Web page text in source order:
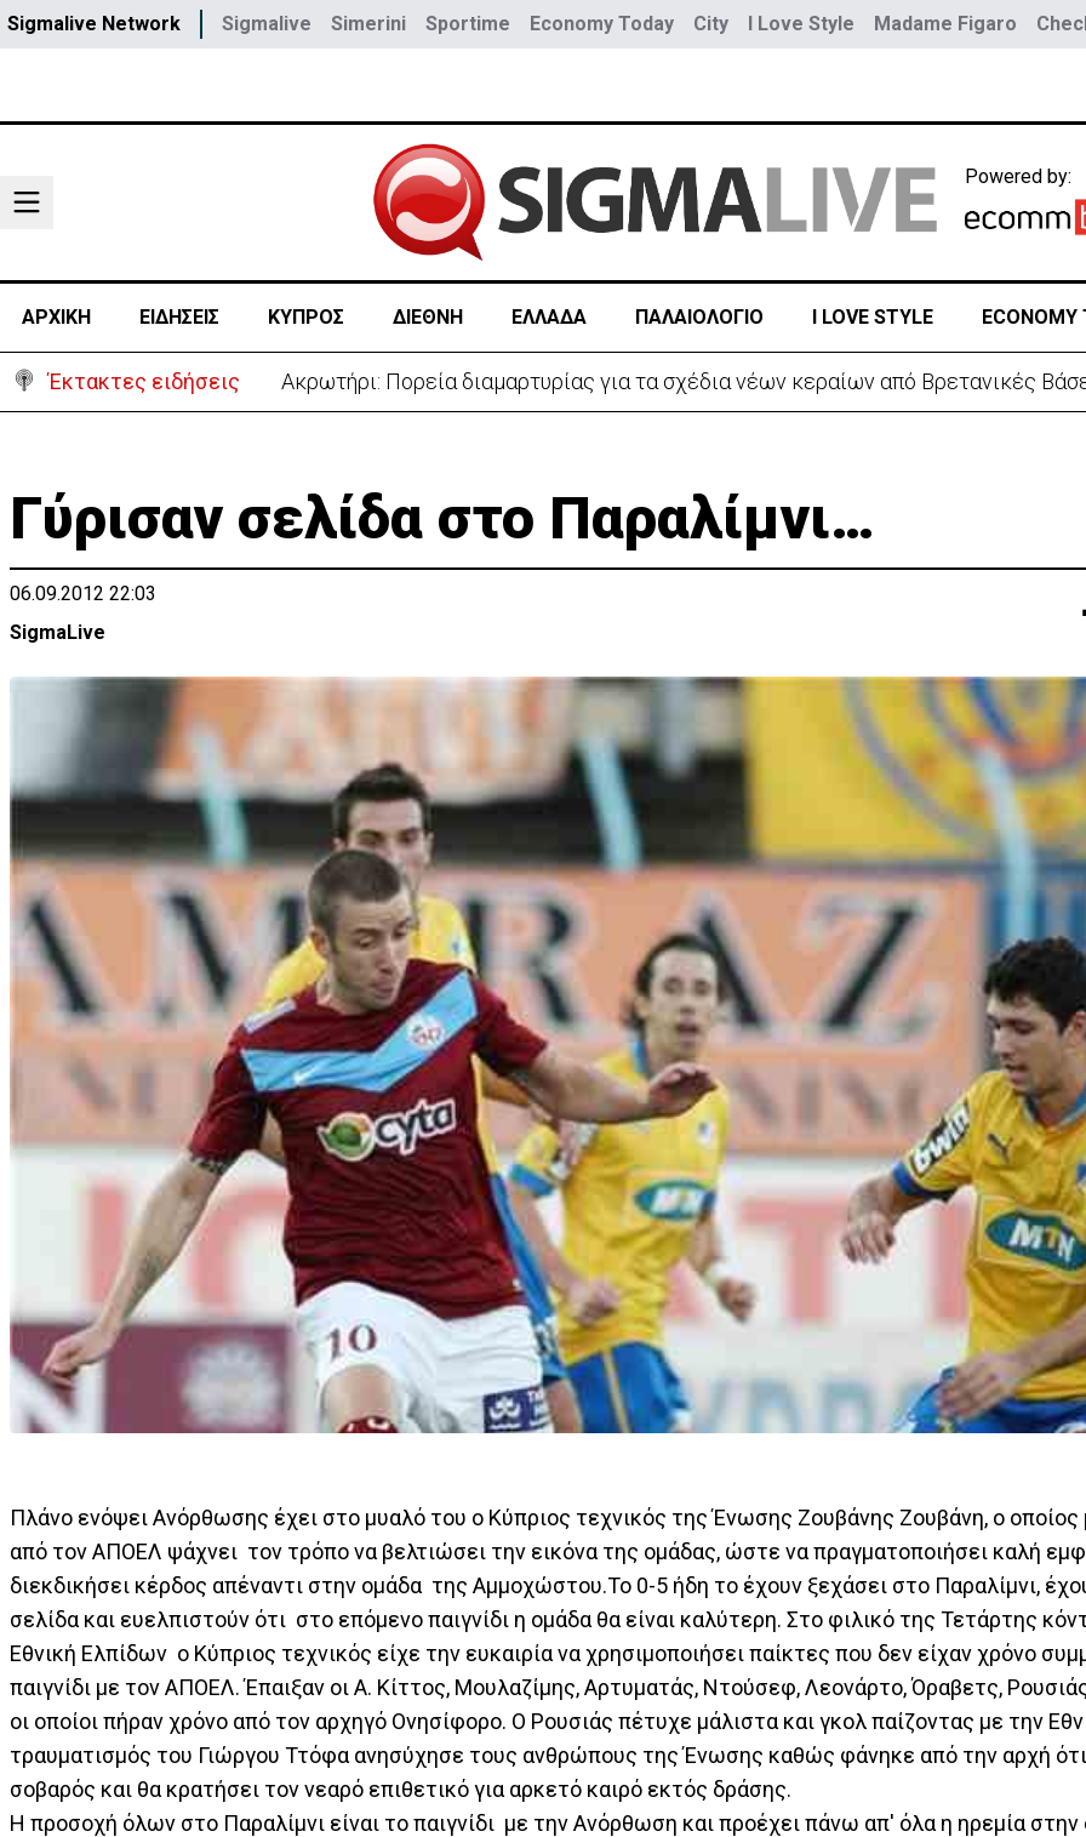
Sigmalive Network Sigmalive Simerini Sportime Economy Today City I Love Style Madame Figaro
Powered by:
ΑΡΧΙΚΗ ΕΙΔΗΣΕΙΣ ΚΥΠΡΟΣ ΔΙΕΘΝΗ ΕΛΛΑΔΑ ΠΑΛΑΙΟΛΟΓΙΟ I LOVE STYLE ECONOMY
Έκτακτες ειδήσεις «Πόλεμος» Σάντσεθ-Μελόνι λόγω της Θέουτα: Ελέγχους και από Ισπανία στα
Γύρισαν σελίδα στο Παραλίμνι…
06.09.2012 22:03
SigmaLive
Πλάνο ενόψει Ανόρθωσης έχει στο μυαλό του ο Κύπριος τεχνικός της Ένωσης Ζουβάνης Ζουβάνη, ο οποίος
από τον ΑΠΟΕΛ ψάχνει τον τρόπο να βελτιώσει την εικόνα της ομάδας, ώστε να πραγματοποιήσει καλή
διεκδικήσει κέρδος απέναντι στην ομάδα της Αμμοχώστου.Το 0-5 ήδη το έχουν ξεχάσει στο Παραλίμνι,
σελίδα και ευελπιστούν ότι στο επόμενο παιγνίδι η ομάδα θα είναι καλύτερη. Στο φιλικό της Τετάρτης
Εθνική Ελπίδων ο Κύπριος τεχνικός είχε την ευκαιρία να χρησιμοποιήσει παίκτες που δεν είχαν χρόνο
παιγνίδι με τον ΑΠΟΕΛ. Έπαιξαν οι Α. Κίττος, Μουλαζίμης, Αρτυματάς, Ντούσεφ, Λεονάρτο, Όραβετς,
οι οποίοι πήραν χρόνο από τον αρχηγό Ονησίφορο. Ο Ρουσιάς πέτυχε μάλιστα και γκολ παίζοντας με την
τραυματισμός του Γιώργου Ττόφα ανησύχησε τους ανθρώπους της Ένωσης καθώς φάνηκε από την αρχή ότι
σοβαρός και θα κρατήσει τον νεαρό επιθετικό για αρκετό καιρό εκτός δράσης.
Η προσοχή όλων στο Παραλίμνι είναι το παιγνίδι με την Ανόρθωση και προέχει πάνω απ' όλα η ηρεμία